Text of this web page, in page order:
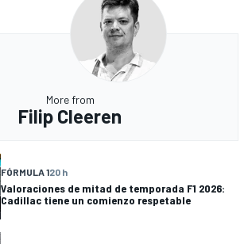
More from
Filip Cleeren
FÓRMULA 120 h
Valoraciones de mitad de temporada F1 2026:
Cadillac tiene un comienzo respetable